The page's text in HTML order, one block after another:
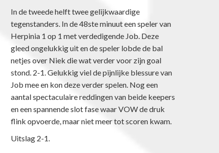
In de tweede helft twee gelijkwaardige
tegenstanders. In de 48ste minuut een speler van
Herpinia 1 op 1 met verdedigende Job. Deze
gleed ongelukkig uit en de speler lobde de bal
netjes over Niek die wat verder voor zijn goal
stond. 2-1. Gelukkig viel de pijnlijke blessure van
Job mee en kon deze verder spelen. Nog een
aantal spectaculaire reddingen van beide keepers
en een spannende slot fase waar VOW de druk
flink opvoerde, maar niet meer tot scoren kwam.
Uitslag 2-1.